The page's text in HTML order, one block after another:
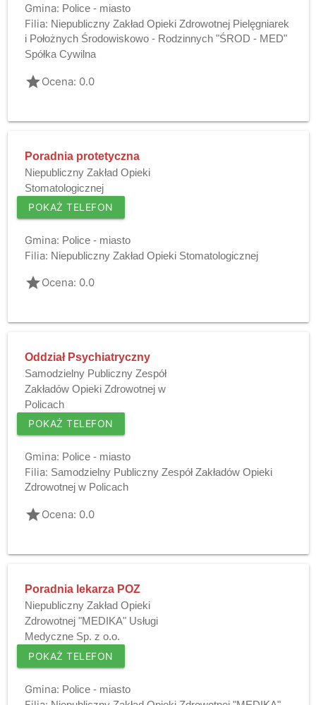
Gmina: Police - miasto
Filia: Niepubliczny Zakład Opieki Zdrowotnej Pielęgniarek
i Położnych Środowiskowo - Rodzinnych "ŚROD - MED"
Spółka Cywilna
gradeOcena: 0.0
Poradnia protetyczna
Niepubliczny Zakład Opieki
Stomatologicznej
POKAŻ TELEFON
Gmina: Police - miasto
Filia: Niepubliczny Zakład Opieki Stomatologicznej
gradeOcena: 0.0
Oddział Psychiatryczny
Samodzielny Publiczny Zespół
Zakładów Opieki Zdrowotnej w
Policach
POKAŻ TELEFON
Gmina: Police - miasto
Filia: Samodzielny Publiczny Zespół Zakładów Opieki
Zdrowotnej w Policach
gradeOcena: 0.0
Poradnia lekarza POZ
Niepubliczny Zakład Opieki
Zdrowotnej "MEDIKA" Usługi
Medyczne Sp. z o.o.
POKAŻ TELEFON
Gmina: Police - miasto